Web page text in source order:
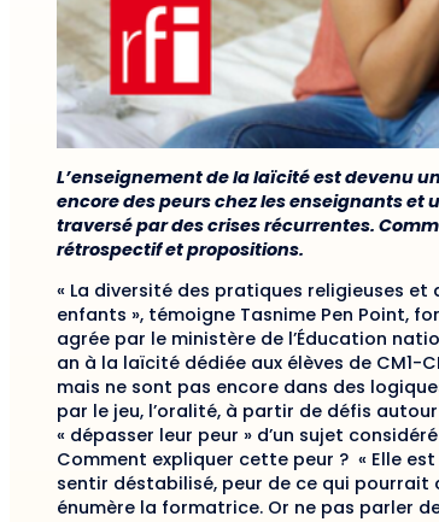
L’enseignement de la laïcité est devenu
encore des peurs chez les enseignants et
traversé par des crises récurrentes.
rétrospectif et propositions.
« La diversité des pratiques religieuses et
enfants », témoigne Tasnime Pen Point,
agrée par le ministère de l’Éducation
an à la laïcité dédiée aux élèves de CM1-
mais ne sont pas encore dans des
par le jeu, l’oralité, à partir de défis
« dépasser leur peur » d’un sujet
Comment expliquer cette peur ? « Elle
sentir déstabilisé, peur de ce qui
énumère la formatrice. Or ne pas parler